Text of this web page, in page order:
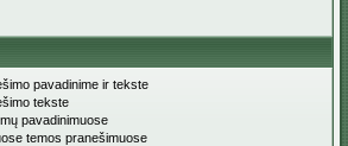
pavadinime ir tekste
tekste
pavadinimuose
temos pranešimuose